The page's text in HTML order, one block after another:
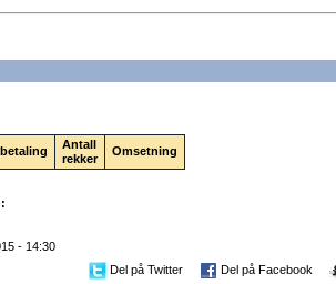
Antall
rekker
Omsetning
- 14:30
Del på Twitter
Del på Facebook